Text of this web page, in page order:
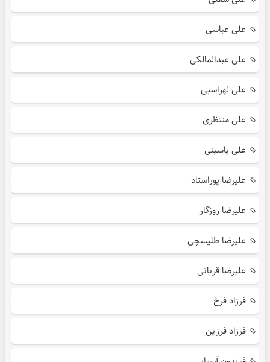
علی عباسی
علی عبدالمالکی
علی لهراسبی
علی منتظری
علی یاسینی
علیرضا پوراستاد
علیرضا روزگار
علیرضا طلیسچی
علیرضا قربانی
فرزاد فرخ
فرزاد فرزین